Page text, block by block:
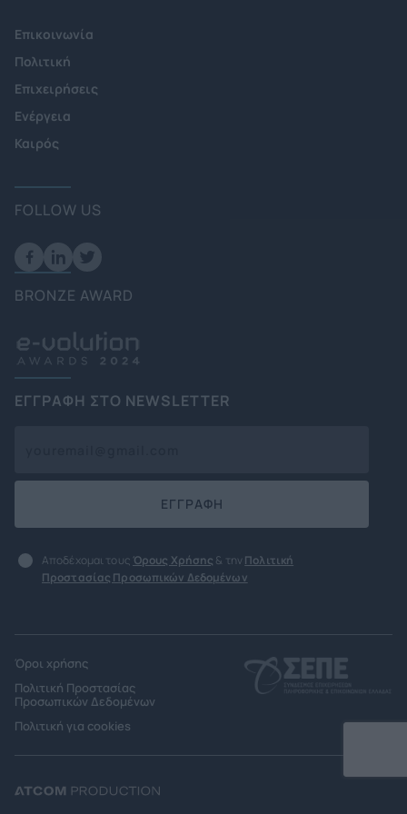
Επικοινωνία
Πολιτική
Επιχειρήσεις
Ενέργεια
Καιρός
FOLLOW US
BRONZE AWARD
ΕΓΓΡΑΦΗ ΣΤΟ NEWSLETTER
ΕΓΓΡΑΦΗ
Αποδέχομαι τους Όρους Χρήσης & την Πολιτική
Προστασίας Προσωπικών Δεδομένων
Όροι χρήσης
Πολιτική Προστασίας
Προσωπικών Δεδομένων
Πολιτική για cookies